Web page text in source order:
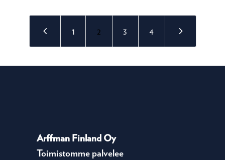
4 1 2 3 4 5
Arffman Finland Oy
Toimistomme palvelee